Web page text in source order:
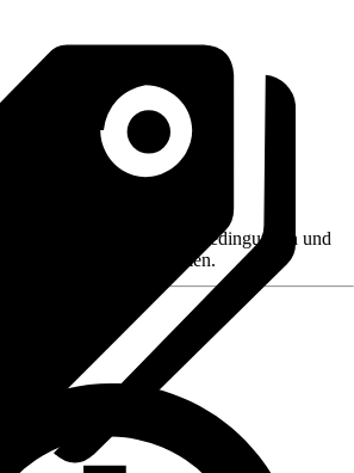
wie z. B. Rückgabebedingungen und
auf den Verkäufernamen.